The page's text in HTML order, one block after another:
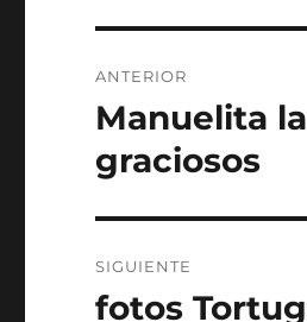
de
entradas
ANTERIOR
Entrada
Manuelita
graciosos
SIGUIENTE
Entrada
fotos